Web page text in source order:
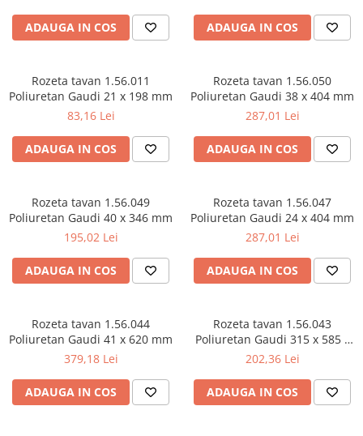
Baze pilaștri
Capiteluri pilaștri
Coloane de interior
Baze coloane
Capiteluri coloane
Inele coloane
Piedestaluri coloane
Trunchiuri coloane
Semicoloane de interior
Baze semicoloane
Inele semicoloane
Piedestaluri semicoloane
Trunchiuri semicoloane
Mulaje de interior
Rozete de interior
ADAUGA IN COS ADAUGA IN COS
Rozeta tavan 1.56.011
Poliuretan Gaudi 21 x 198 mm
83,16 Lei
ADAUGA IN COS
Rozeta tavan 1.56.050
Poliuretan Gaudi 38 x 404 mm
287,01 Lei
ADAUGA IN COS
Rozeta tavan 1.56.049
Poliuretan Gaudi 40 x 346 mm
195,02 Lei
ADAUGA IN COS
Rozeta tavan 1.56.047
Poliuretan Gaudi 24 x 404 mm
287,01 Lei
ADAUGA IN COS
Rozeta tavan 1.56.044
Poliuretan Gaudi 41 x 620 mm
379,18 Lei
ADAUGA IN COS
Rozeta tavan 1.56.043
Poliuretan Gaudi 315 x 585 x
35 mm
202,36 Lei
ADAUGA IN COS